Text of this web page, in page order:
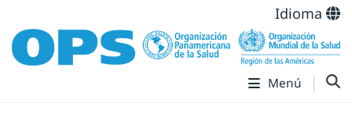
Idioma
Menú